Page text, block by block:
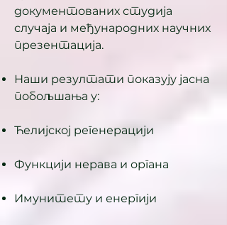
документованих студија
случаја и међународних научних
презентација.
Наши резултати показују јасна
побољшања у:
Ћелијској регенерацији
Функцији нерава и органа
Имунитету и енергији